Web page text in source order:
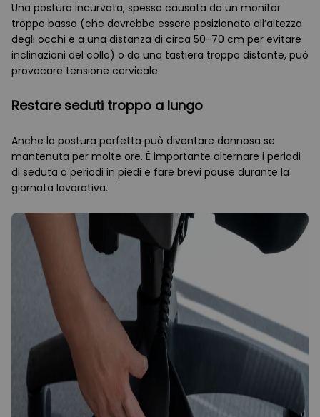
Una postura incurvata, spesso causata da un monitor
troppo basso (che dovrebbe essere posizionato all’altezza
degli occhi e a una distanza di circa 50-70 cm per evitare
inclinazioni del collo) o da una tastiera troppo distante, può
provocare tensione cervicale.
Restare seduti troppo a lungo
Anche la postura perfetta può diventare dannosa se
mantenuta per molte ore. È importante alternare i periodi
di seduta a periodi in piedi e fare brevi pause durante la
giornata lavorativa.